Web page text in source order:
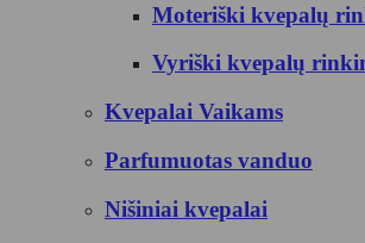
Moteriški kvepalų
Vyriški kvepalų
Kvepalai Vaikams
Parfumuotas vanduo
Nišiniai kvepalai